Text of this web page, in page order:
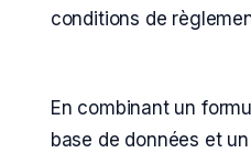
conditions de
En combinant un
base de données et